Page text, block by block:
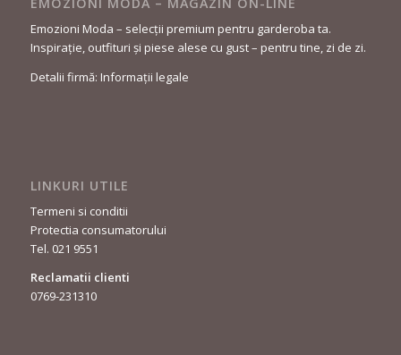
EMOZIONI MODA – MAGAZIN ON-LINE
Emozioni Moda – selecții premium pentru garderoba ta.
Inspirație, outfituri și piese alese cu gust – pentru tine, zi de zi.
Detalii firmă: Informații legale
LINKURI UTILE
Termeni si conditii
Protectia consumatorului
Tel. 021 9551
Reclamatii clienti
0769-231310